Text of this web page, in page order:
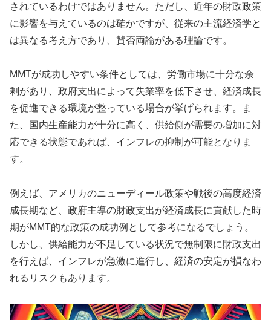
されているわけではありません。ただし、近年の財政政策
に影響を与えているのは確かですが、従来の主流経済学と
は異なる考え方であり、賛否両論がある理論です。
MMTが成功しやすい条件としては、労働市場に十分な余
剰があり、政府支出によって失業率を低下させ、経済成長
を促進できる環境が整っている場合が挙げられます。ま
た、国内生産能力が十分に高く、供給側が需要の増加に対
応できる状態であれば、インフレの抑制が可能となりま
す。
例えば、アメリカのニューディール政策や戦後の高度経済
成長期など、政府主導の財政支出が経済成長に貢献した時
期がMMT的な政策の成功例として参考になるでしょう。
しかし、供給能力が不足している状況で無制限に財政支出
を行えば、インフレが急激に進行し、経済の安定が損なわ
れるリスクもあります。